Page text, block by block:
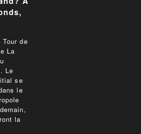
de
La
Le
se
le
la